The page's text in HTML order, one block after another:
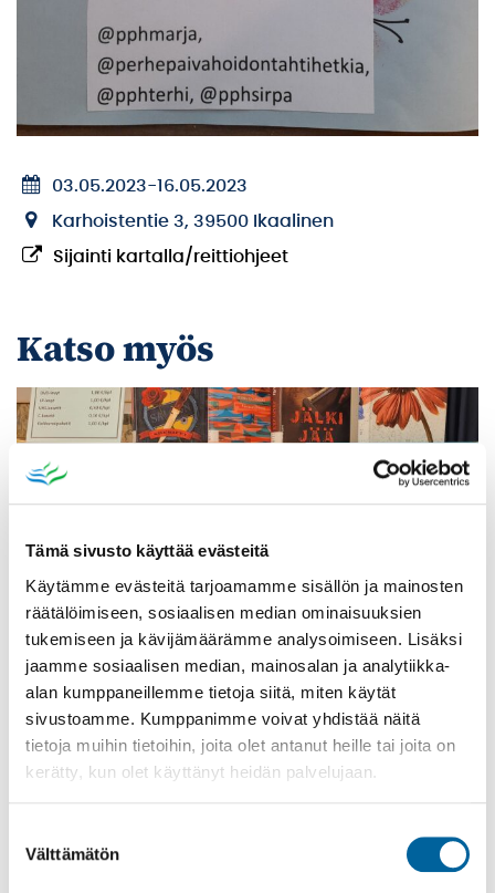
Tämä sivusto käyttää evästeitä
Käytämme evästeitä tarjoamamme sisällön ja mainosten
räätälöimiseen, sosiaalisen median ominaisuuksien
tukemiseen ja kävijämäärämme analysoimiseen. Lisäksi
jaamme sosiaalisen median, mainosalan ja analytiikka-
alan kumppaneillemme tietoja siitä, miten käytät
sivustoamme. Kumppanimme voivat yhdistää näitä
tietoja muihin tietoihin, joita olet antanut heille tai joita on
kerätty, kun olet käyttänyt heidän palvelujaan.
valinta
Välttämätön
03.05.2023-16.05.2023
Karhoistentie 3, 39500 Ikaalinen
Sijainti kartalla/reittiohjeet
Katso myös
Poistomyynti kirjaston aukioloaikana
03.06.2026-31.08.2026
Poppelikatu 10